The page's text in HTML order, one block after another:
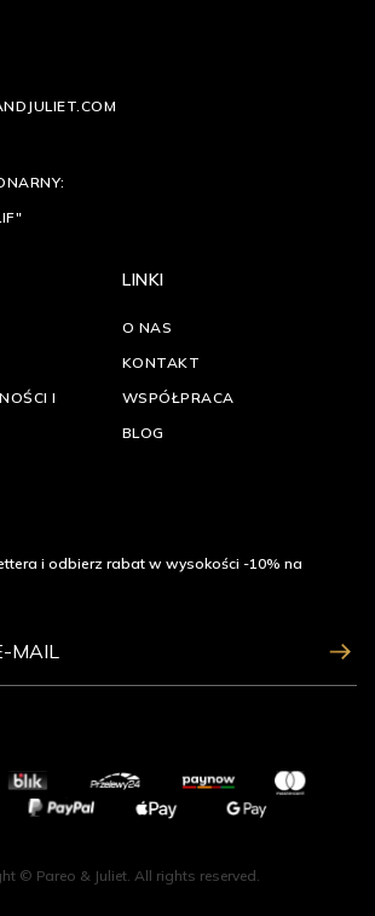
I
LINKI
O NAS
KONTAKT
WSPÓŁPRACA
BLOG
i odbierz rabat w wysokości -10% na
© Pareo & Juliet. All rights reserved.